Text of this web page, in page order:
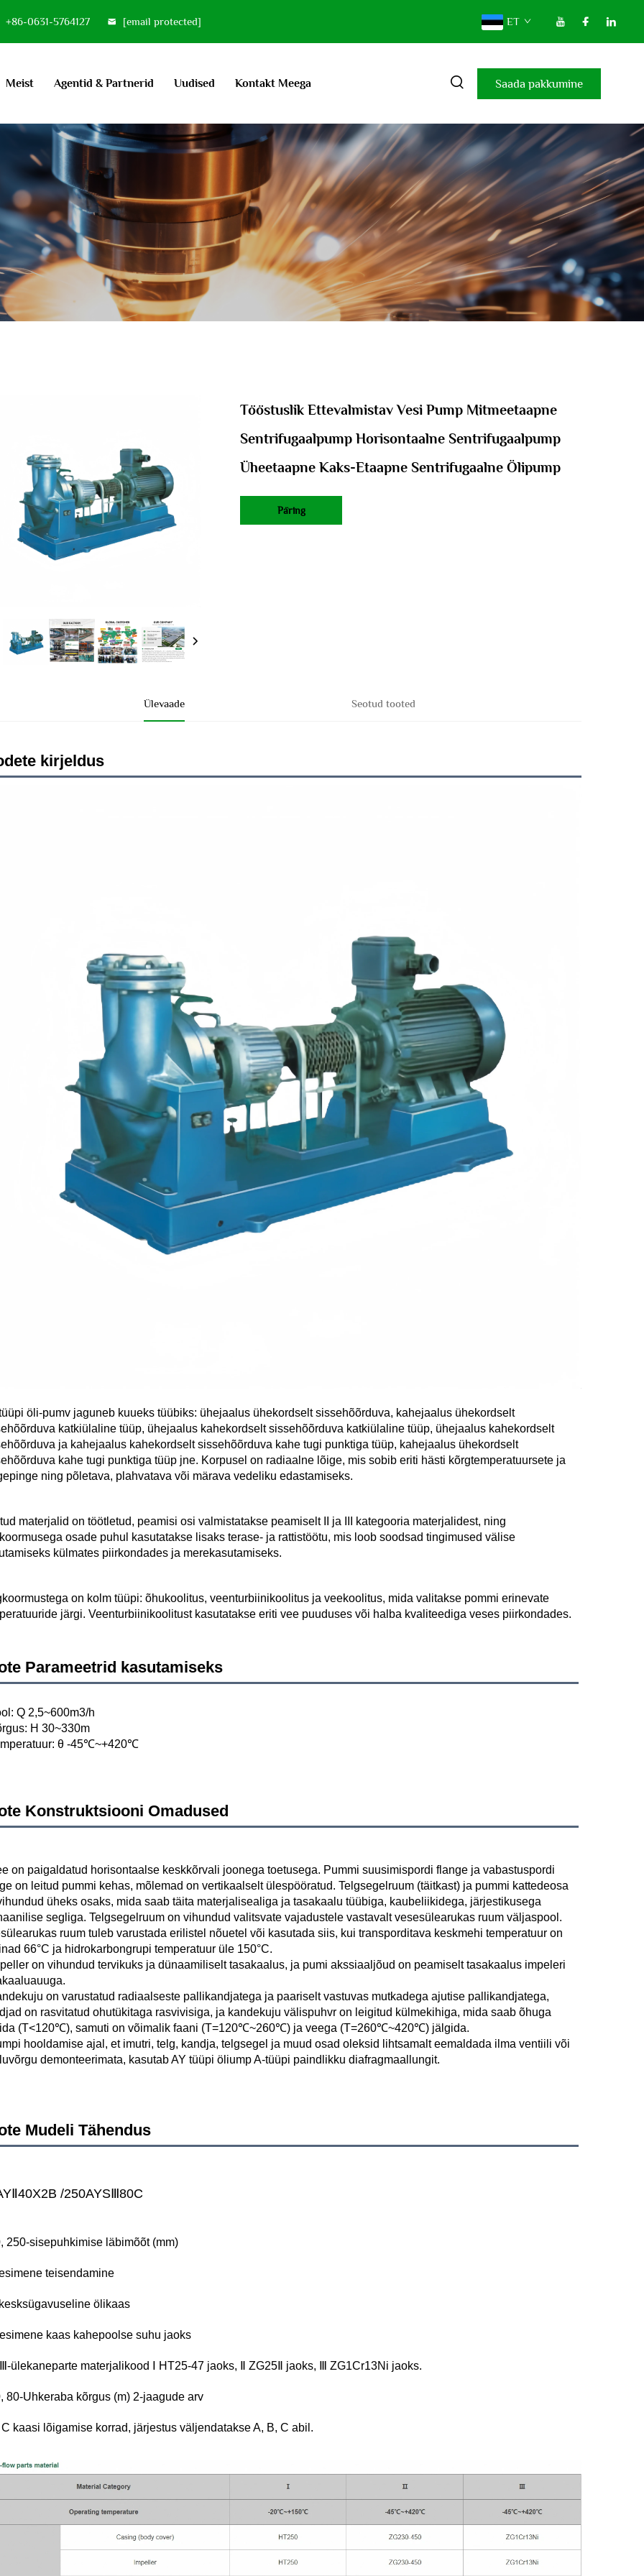
+86-0631-5764127 [email protected] ET
Meist Agentid & Partnerid Uudised Kontakt Meega Saada pakkumine
Tööstuslik Ettevalmistav Vesi Pump Mitmeetaapne
Sentrifugaalpump Horisontaalne Sentrifugaalpump
Üheetaapne Kaks-Etaapne Sentrifugaalne Ölipump
Päring
Ülevaade Seotud tooted
kirjeldus
öli-pumv jaguneb kuueks tüübiks: ühejaalus ühekordselt sissehõõrduva, kahejaalus ühekordselt
katkiülaline tüüp, ühejaalus kahekordselt sissehõõrduva katkiülaline tüüp, ühejaalus kahekordselt
ja kahejaalus kahekordselt sissehõõrduva kahe tugi punktiga tüüp, kahejaalus ühekordselt
kahe tugi punktiga tüüp jne. Korpusel on radiaalne lõige, mis sobib eriti hästi kõrgtemperatuursete ja
ning põletava, plahvatava või märava vedeliku edastamiseks.
materjalid on töötletud, peamisi osi valmistatakse peamiselt II ja III kategooria materjalidest, ning
osade puhul kasutatakse lisaks terase- ja rattistöötu, mis loob soodsad tingimused välise
külmates piirkondades ja merekasutamiseks.
on kolm tüüpi: õhukoolitus, veenturbiinikoolitus ja veekoolitus, mida valitakse pommi erinevate
järgi. Veenturbiinikoolitust kasutatakse eriti vee puuduses või halba kvaliteediga veses piirkondades.
Parameetrid kasutamiseks
Q 2,5~600m3/h
H 30~330m
θ -45℃~+420℃
Konstruktsiooni Omadused
on paigaldatud horisontaalse keskkõrvali joonega toetusega. Pummi suusimispordi flange ja vabastuspordi
on leitud pummi kehas, mõlemad on vertikaalselt ülespööratud. Telgsegelruum (täitkast) ja pummi kattedeosa
üheks osaks, mida saab täita materjalisealiga ja tasakaalu tüübiga, kaubeliikidega, järjestikusega
segliga. Telgsegelruum on vihundud valitsvate vajadustele vastavalt vesesülearukas ruum väljaspool.
ruum tuleb varustada erilistel nõuetel või kasutada siis, kui transporditava keskmehi temperatuur on
66°C ja hidrokarbongrupi temperatuur üle 150°C.
on vihundud tervikuks ja dünaamiliselt tasakaalus, ja pumi akssiaaljõud on peamiselt tasakaalus impeleri
on varustatud radiaalseste pallikandjatega ja paariselt vastuvas mutkadega ajutise pallikandjatega,
on rasvitatud ohutükitaga rasvivisiga, ja kandekuju välispuhvr on leigitud külmekihiga, mida saab õhuga
(T<120℃), samuti on võimalik faani (T=120℃~260℃) ja veega (T=260℃~420℃) jälgida.
hooldamise ajal, et imutri, telg, kandja, telgsegel ja muud osad oleksid lihtsamalt eemaldada ilma ventiili või
demonteerimata, kasutab AY tüüpi öliump A-tüüpi paindlikku diafragmaallungit.
Mudeli Tähendus
/250AYSⅢ80C
250-sisepuhkimise läbimõõt (mm)
teisendamine
ölikaas
kaas kahepoolse suhu jaoks
Ⅲ-ülekaneparte materjalikood Ⅰ HT25-47 jaoks, Ⅱ ZG25Ⅱ jaoks, Ⅲ ZG1Cr13Ni jaoks.
80-Uhkeraba kõrgus (m) 2-jaagude arv
C kaasi lõigamise korrad, järjestus väljendatakse A, B, C abil.